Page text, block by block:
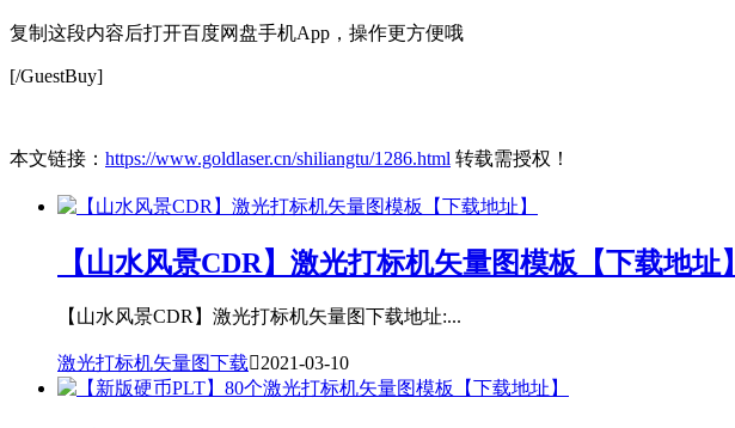
复制这段内容后打开百度网盘手机App，操作更方便哦
[/GuestBuy]
本文链接： https://www.goldlaser.cn/shiliangtu/1286.html 转载需授权！
【山水风景CDR】激光打标机矢量图模板【下载地址】
【山水风景CDR】激光打标机矢量图下载地址:...
激光打标机矢量图下载2021-03-10